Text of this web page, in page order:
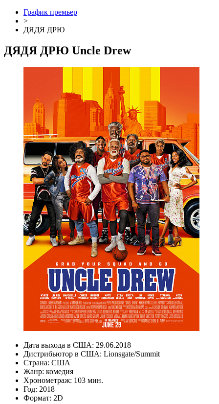
График премьер
>
ДЯДЯ ДРЮ
ДЯДЯ ДРЮ Uncle Drew
Дата выхода в США: 29.06.2018
Дистрибьютор в США: Lionsgate/Summit
Страна: США
Жанр: комедия
Хронометраж: 103 мин.
Год: 2018
Формат: 2D